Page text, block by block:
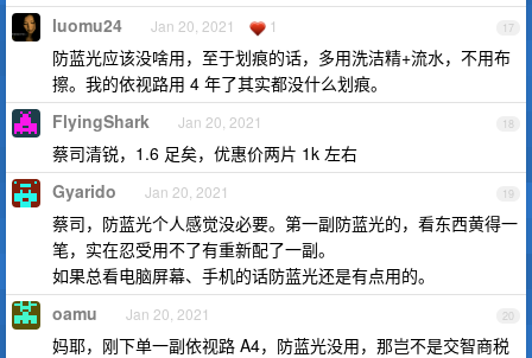
17
luomu24 Jan 20, 2021 1
防蓝光应该没啥用，至于划痕的话，多用洗洁精+流水，不用布
擦。我的依视路用 4 年了其实都没什么划痕。
18
FlyingShark Jan 20, 2021
蔡司清锐，1.6 足矣，优惠价两片 1k 左右
19
Gyarido Jan 20, 2021
蔡司，防蓝光个人感觉没必要。第一副防蓝光的，看东西黄得一
笔，实在忍受用不了有重新配了一副。
如果总看电脑屏幕、手机的话防蓝光还是有点用的。
20
oamu Jan 20, 2021
妈耶，刚下单一副依视路 A4，防蓝光没用，那岂不是交智商税